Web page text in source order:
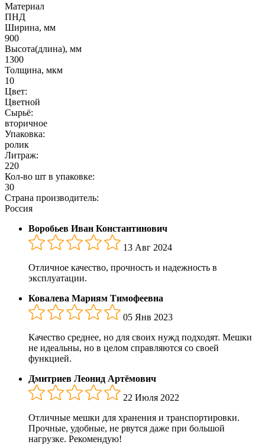
Материал
ПНД
Ширина, мм
900
Высота(длина), мм
1300
Толщина, мкм
10
Цвет:
Цветной
Сырьё:
вторичное
Упаковка:
ролик
Литраж:
220
Кол-во шт в упаковке:
30
Страна производитель:
Россия
Воробьев Иван Константинович
13 Авг 2024
Отличное качество, прочность и надежность в
эксплуатации.
Ковалева Мариям Тимофеевна
05 Янв 2023
Качество среднее, но для своих нужд подходят. Мешки
не идеальны, но в целом справляются со своей
функцией.
Дмитриев Леонид Артёмович
22 Июля 2022
Отличные мешки для хранения и транспортировки.
Прочные, удобные, не рвутся даже при большой
нагрузке. Рекомендую!